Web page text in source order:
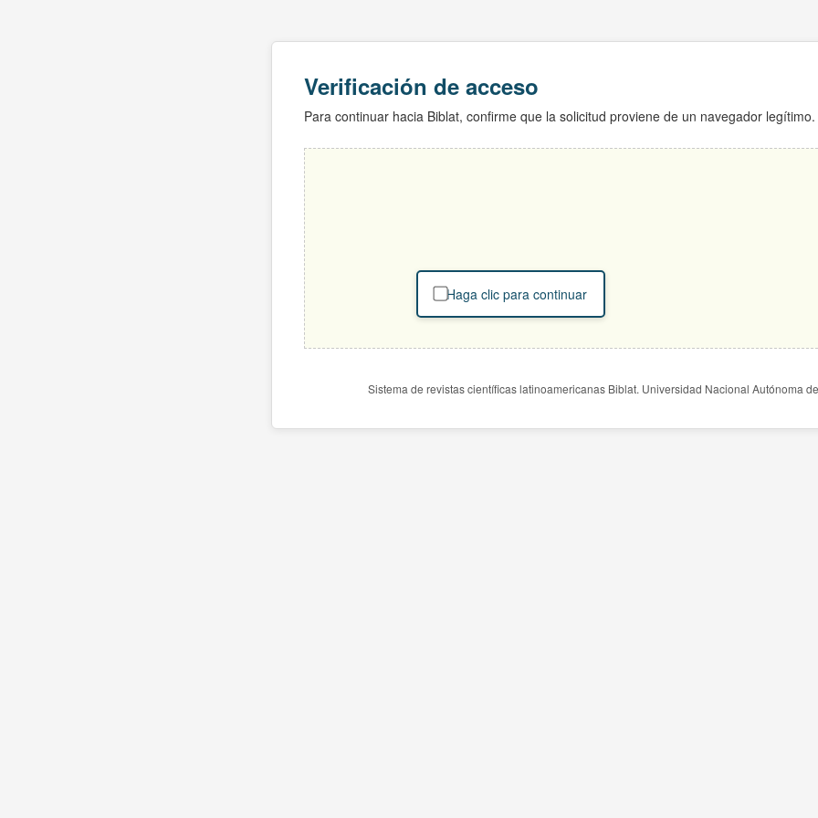
Verificación de acceso
Para continuar hacia Biblat, confirme que la solicitud proviene de un navegador legítimo.
Haga clic para continuar
Sistema de revistas científicas latinoamericanas Biblat. Universidad Nacional Autónoma